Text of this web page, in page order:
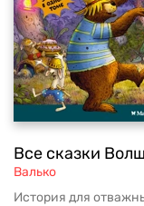
Все сказки
Валько
История для